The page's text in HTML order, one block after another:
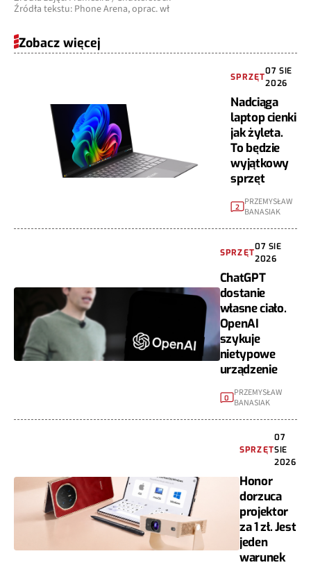
Źródła tekstu: Phone Arena, oprac. wł
Zobacz więcej
SPRZĘT
07 SIE
2026
Nadciąga
laptop cienki
jak żyleta.
To będzie
wyjątkowy
sprzęt
2
PRZEMYSŁAW
BANASIAK
SPRZĘT
07 SIE
2026
ChatGPT
dostanie
własne ciało.
OpenAI
szykuje
nietypowe
urządzenie
0 PRZEMYSŁAW
BANASIAK
SPRZĘT
07
SIE
2026
Honor
dorzuca
projektor
za 1 zł. Jest
jeden
warunek